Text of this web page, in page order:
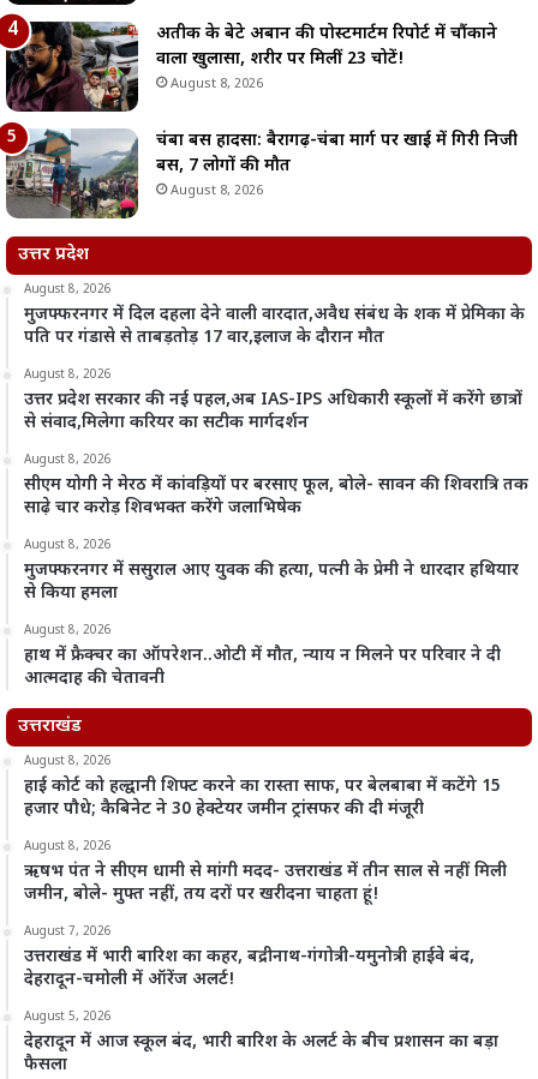
अतीक के बेटे अबान की पोस्टमार्टम रिपोर्ट में चौंकाने
वाला खुलासा, शरीर पर मिलीं 23 चोटें!
August 8, 2026
चंबा बस हादसा: बैरागढ़-चंबा मार्ग पर खाई में गिरी निजी
बस, 7 लोगों की मौत
August 8, 2026
उत्तर प्रदेश
August 8, 2026
मुजफ्फरनगर में दिल दहला देने वाली वारदात,अवैध संबंध के शक में प्रेमिका के
पति पर गंडासे से ताबड़तोड़ 17 वार,इलाज के दौरान मौत
August 8, 2026
उत्तर प्रदेश सरकार की नई पहल,अब IAS-IPS अधिकारी स्कूलों में करेंगे छात्रों
से संवाद,मिलेगा करियर का सटीक मार्गदर्शन
August 8, 2026
सीएम योगी ने मेरठ में कांवड़ियों पर बरसाए फूल, बोले- सावन की शिवरात्रि तक
साढ़े चार करोड़ शिवभक्त करेंगे जलाभिषेक
August 8, 2026
मुजफ्फरनगर में ससुराल आए युवक की हत्या, पत्नी के प्रेमी ने धारदार हथियार
से किया हमला
August 8, 2026
हाथ में फ्रैक्चर का ऑपरेशन..ओटी में मौत, न्याय न मिलने पर परिवार ने दी
आत्मदाह की चेतावनी
उत्तराखंड
August 8, 2026
हाई कोर्ट को हल्द्वानी शिफ्ट करने का रास्ता साफ, पर बेलबाबा में कटेंगे 15
हजार पौधे; कैबिनेट ने 30 हेक्टेयर जमीन ट्रांसफर की दी मंजूरी
August 8, 2026
ऋषभ पंत ने सीएम धामी से मांगी मदद- उत्तराखंड में तीन साल से नहीं मिली
जमीन, बोले- मुफ्त नहीं, तय दरों पर खरीदना चाहता हूं!
August 7, 2026
उत्तराखंड में भारी बारिश का कहर, बद्रीनाथ-गंगोत्री-यमुनोत्री हाईवे बंद,
देहरादून-चमोली में ऑरेंज अलर्ट!
August 5, 2026
देहरादून में आज स्कूल बंद, भारी बारिश के अलर्ट के बीच प्रशासन का बड़ा
फैसला